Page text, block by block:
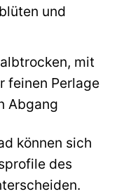
und
mit
feinen Perlage
Abgang
können sich
des